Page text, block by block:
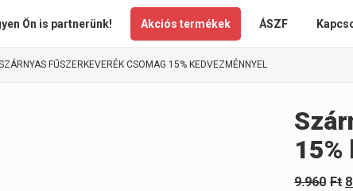
Ön is partnerünk! Akciós termékek ÁSZF
FŰSZERKEVERÉK CSOMAG 15% KEDVEZMÉNNYEL
9.960 Ft